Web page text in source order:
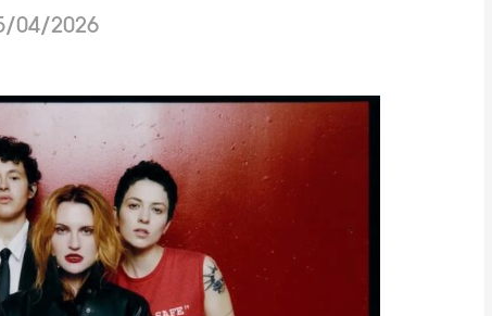
04/2026